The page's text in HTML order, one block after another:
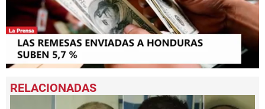
seconds
of